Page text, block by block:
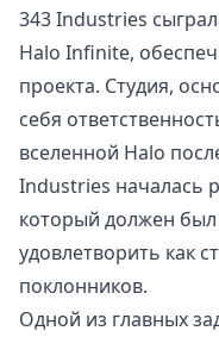
343 Industries
Halo Infinite,
проекта. Студия,
себя
вселенной Halo
Industries началась
который должен
удовлетворить как
поклонников.
Одной из главных